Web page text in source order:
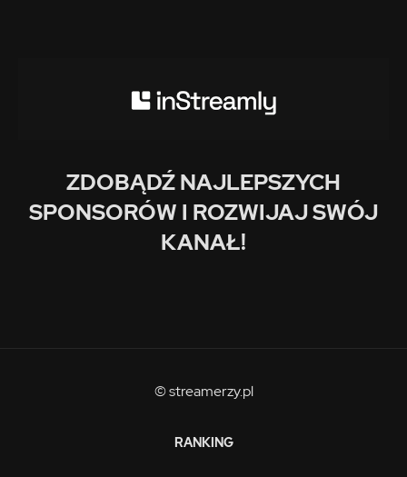
ZDOBĄDŹ NAJLEPSZYCH
SPONSORÓW I ROZWIJAJ SWÓJ
KANAŁ!
© streamerzy.pl
RANKING